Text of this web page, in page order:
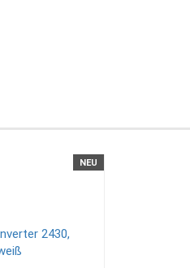
NEU